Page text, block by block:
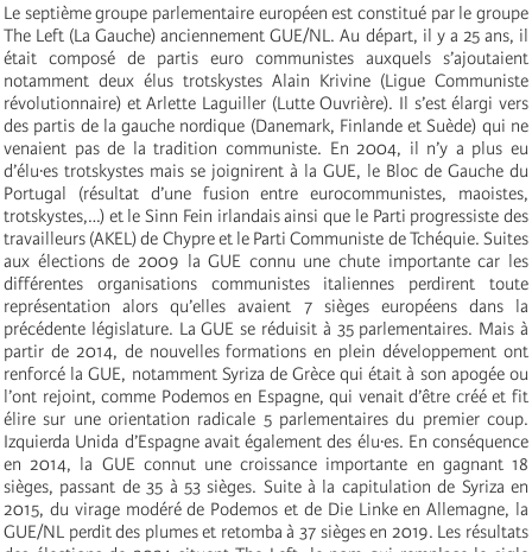
Le septième groupe parlementaire européen est constitué par le groupe
The Left (La Gauche) anciennement GUE/NL. Au départ, il y a 25 ans, il
était composé de partis euro communistes auxquels s’ajoutaient
notamment deux élus trotskystes Alain Krivine (Ligue Communiste
révolutionnaire) et Arlette Laguiller (Lutte Ouvrière). Il s’est élargi vers
des partis de la gauche nordique (Danemark, Finlande et Suède) qui ne
venaient pas de la tradition communiste. En 2004, il n’y a plus eu
d’élu·es trotskystes mais se joignirent à la GUE, le Bloc de Gauche du
Portugal (résultat d’une fusion entre eurocommunistes, maoistes,
trotskystes,…) et le Sinn Fein irlandais ainsi que le Parti progressiste des
travailleurs (AKEL) de Chypre et le Parti Communiste de Tchéquie. Suites
aux élections de 2009 la GUE connu une chute importante car les
différentes organisations communistes italiennes perdirent toute
représentation alors qu’elles avaient 7 sièges européens dans la
précédente législature. La GUE se réduisit à 35 parlementaires. Mais à
partir de 2014, de nouvelles formations en plein développement ont
renforcé la GUE, notamment Syriza de Grèce qui était à son apogée ou
l’ont rejoint, comme Podemos en Espagne, qui venait d’être créé et fit
élire sur une orientation radicale 5 parlementaires du premier coup.
Izquierda Unida d’Espagne avait également des élu·es. En conséquence
en 2014, la GUE connut une croissance importante en gagnant 18
sièges, passant de 35 à 53 sièges. Suite à la capitulation de Syriza en
2015, du virage modéré de Podemos et de Die Linke en Allemagne, la
GUE/NL perdit des plumes et retomba à 37 sièges en 2019. Les résultats